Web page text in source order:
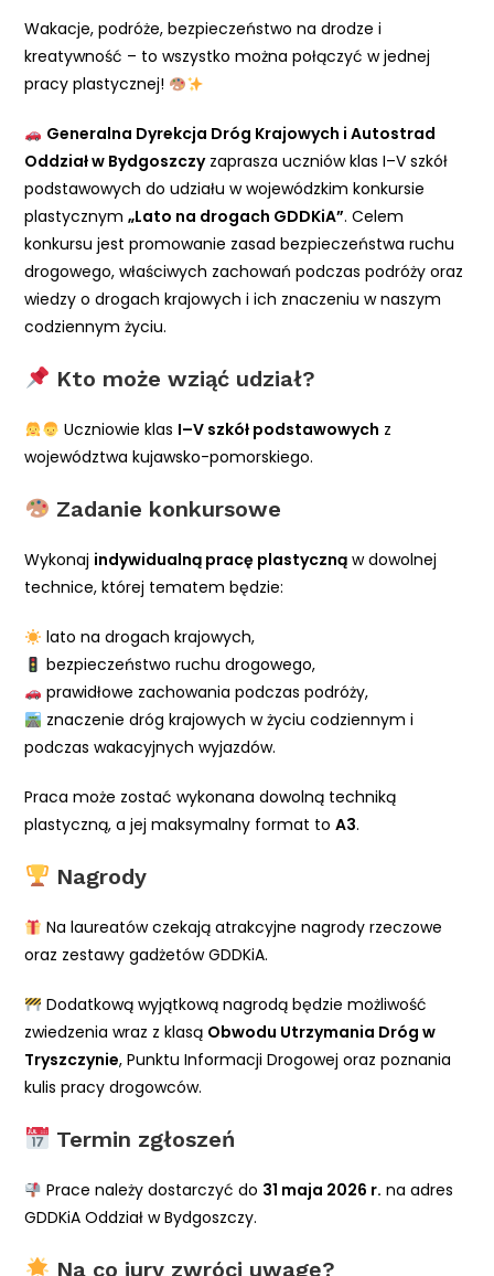
Wakacje, podróże, bezpieczeństwo na drodze i
kreatywność – to wszystko można połączyć w jednej
pracy plastycznej!
Generalna Dyrekcja Dróg Krajowych i Autostrad
Oddział w Bydgoszczyzaprasza uczniów klas I–V szkół
podstawowych do udziału w wojewódzkim konkursie
plastycznym„Lato na drogach GDDKiA”. Celem
konkursu jest promowanie zasad bezpieczeństwa ruchu
drogowego, właściwych zachowań podczas podróży oraz
wiedzy o drogach krajowych i ich znaczeniu w naszym
codziennym życiu.
Kto może wziąć udział?
Uczniowie klas I–V szkół podstawowych z
województwa kujawsko-pomorskiego.
Zadanie konkursowe
Wykonaj indywidualną pracę plastyczną w dowolnej
technice, której tematem będzie:
lato na drogach krajowych,
bezpieczeństwo ruchu drogowego,
prawidłowe zachowania podczas podróży,
znaczenie dróg krajowych w życiu codziennym i
podczas wakacyjnych wyjazdów.
Praca może zostać wykonana dowolną techniką
plastyczną, a jej maksymalny format toA3.
Nagrody
Na laureatów czekają atrakcyjne nagrody rzeczowe
oraz zestawy gadżetów GDDKiA.
Dodatkową wyjątkową nagrodą będzie możliwość
zwiedzenia wraz z klasą Obwodu Utrzymania Dróg w
Tryszczynie, Punktu Informacji Drogowej oraz poznania
kulis pracy drogowców.
Termin zgłoszeń
Prace należy dostarczyć do 31 maja 2026 r. na adres
GDDKiA Oddział w Bydgoszczy.
Na co jury zwróci uwagę?